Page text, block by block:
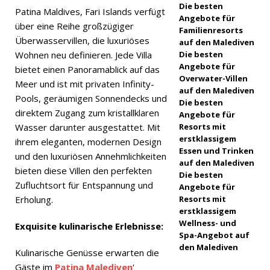
Vakkaru
Malediven
5-
STERNE-
HOTELS
UND
RESORTS
[ 21.
Novembe
r 2025 ]
Angebot
Patina Maldives, Fari Islands verfügt
über eine Reihe großzügiger
Überwasservillen, die luxuriöses
Wohnen neu definieren. Jede Villa
bietet einen Panoramablick auf das
Meer und ist mit privaten Infinity-
Pools, geräumigen Sonnendecks und
direktem Zugang zum kristallklaren
Wasser darunter ausgestattet. Mit
ihrem eleganten, modernen Design
und den luxuriösen Annehmlichkeiten
bieten diese Villen den perfekten
Zufluchtsort für Entspannung und
Erholung.
Exquisite kulinarische Erlebnisse:
Kulinarische Genüsse erwarten die
Gäste im Patina Malediven'
Die besten
Angebote für
Familienresorts
auf den Malediven
Die besten
Angebote für
Overwater-Villen
auf den Malediven
Die besten
Angebote für
Resorts mit
erstklassigem
Essen und Trinken
auf den Malediven
Die besten
Angebote für
Resorts mit
erstklassigem
Wellness- und
Spa-Angebot auf
den Malediven